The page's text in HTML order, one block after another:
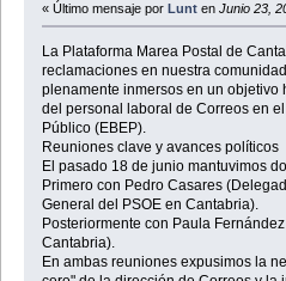
« Último mensaje por Lunt enJunio 23,
La Plataforma Marea Postal de
reclamaciones en nuestra
plenamente inmersos en un objetivo
del personal laboral de Correos en
Público (EBEP).
Reuniones clave y avances políticos
El pasado 18 de junio mantuvimos
Primero con Pedro Casares
General del PSOE en Cantabria).
Posteriormente con Paula
Cantabria).
En ambas reuniones expusimos la